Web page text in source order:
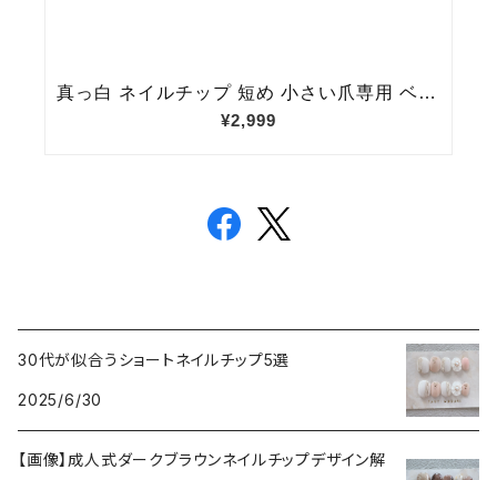
30代が似合うショートネイルチップ5選
2025/6/30
【画像】成人式ダークブラウンネイルチップデザイン解